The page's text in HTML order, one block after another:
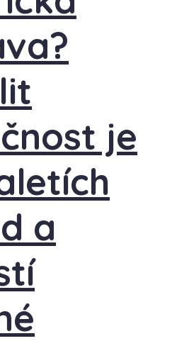
je
a